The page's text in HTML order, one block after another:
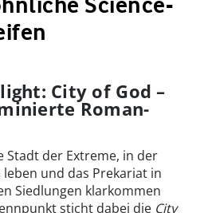
City of God –
Roman-
Stadt der Extreme, in der
und das Prekariat in
Siedlungen klarkommen
sticht dabei die City